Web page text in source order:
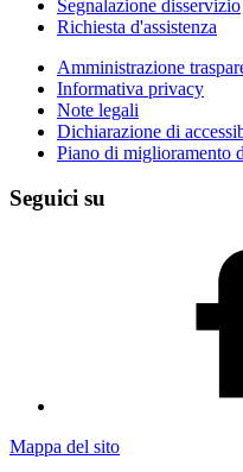
Segnalazione disservizio
Richiesta d'assistenza
Amministrazione
Informativa privacy
Note legali
Dichiarazione di
Piano di miglioramento
Seguici su
Mappa del sito